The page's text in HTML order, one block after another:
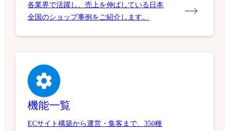
各業界で活躍し、売上を伸ばしている日本
全国のショップ事例をご紹介します。
機能一覧
ECサイト構築から運営・集客まで、350種